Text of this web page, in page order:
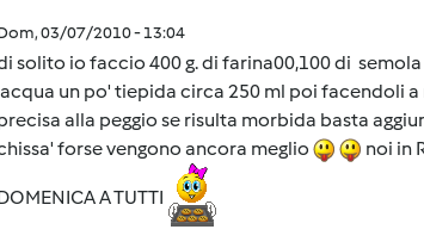
03/07/2010 - 13:04
solito io faccio 400 g. di farina00,100 di
acqua un po' tiepida circa 250 ml poi facendoli
alla peggio se risulta morbida basta
forse vengono ancora meglio
noi in
A TUTTI